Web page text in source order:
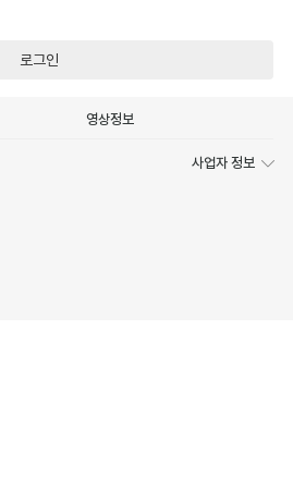
로그인
영상정보
사업자 정보